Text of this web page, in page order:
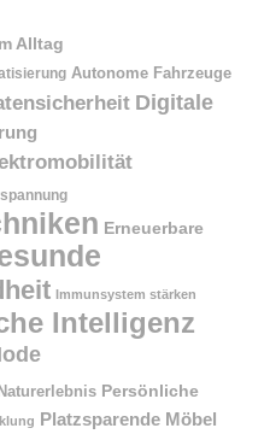
Alltag
Autonome Fahrzeuge
Digitale
Erneuerbare
Immunsystem stärken
Intelligenz
Naturerlebnis Persönliche
Platzsparende Möbel